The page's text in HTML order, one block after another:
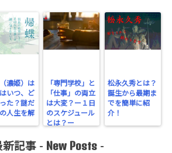
濃姫）は
いつ、ど
た？謎だ
人生を解
「専門学校」と
「仕事」の両立
は大変？ー１日
のスケジュール
とは？ー
松永久秀とは？
誕生から最期ま
でを簡単に紹
介！
新記事 - New Posts -